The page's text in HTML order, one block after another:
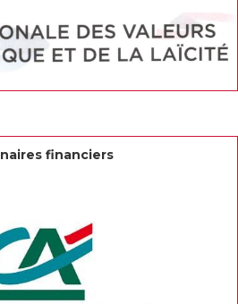
financiers